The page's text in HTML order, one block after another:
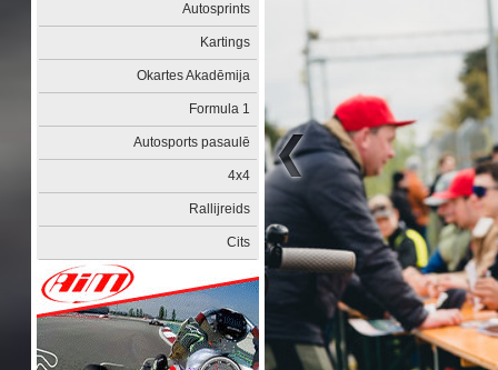
Autosprints
Kartings
Okartes Akadēmija
Formula 1
Autosports pasaulē
4x4
Rallijreids
Cits